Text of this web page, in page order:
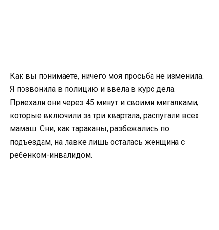
Как вы понимаете, ничего моя просьба не изменила.
Я позвонила в полицию и ввела в курс дела.
Приехали они через 45 минут и своими мигалками,
которые включили за три квартала, распугали всех
мамаш. Они, как тараканы, разбежались по
подъездам, на лавке лишь осталась женщина с
ребенком-инвалидом.